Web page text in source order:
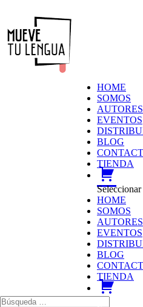
HOME
SOMOS
AUTORES
EVENTOS
BLOG
TIENDA
HOME
SOMOS
AUTORES
EVENTOS
BLOG
TIENDA